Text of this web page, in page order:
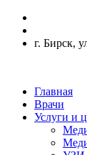
г. Бирск,
Главная
Врачи
Услуги и